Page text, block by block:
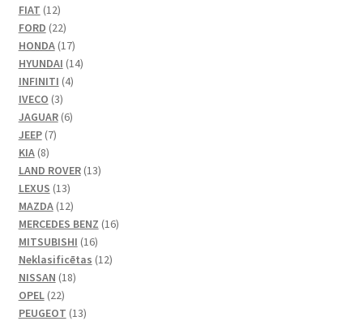
FIAT 1212
produkti
FORD 2222
produkts
HONDA 1717
produkti
HYUNDAI 1414
INFINITI 44
IVECO 33
produkts
JAGUAR 66
JEEP 77
KIA 88
produkts
LAND ROVER 1313
LEXUS 1313
produkti
MAZDA 1212
produkti
MERCEDES BENZ 1616
MITSUBISHI 1616
produkti
Neklasificētas 1212
NISSAN 1818
OPEL 2222
produkts
PEUGEOT 1313